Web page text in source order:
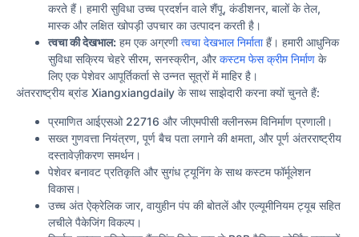
करते हैं। हमारी सुविधा उच्च प्रदर्शन वाले शैंपू, कंडीशनर, बालों के तेल,
मास्क और लक्षित खोपड़ी उपचार का उत्पादन करती है।
त्वचा की देखभाल: हम एक अग्रणीत्वचा देखभाल निर्माताहैं। हमारी आधुनिक
सुविधा सक्रिय चेहरे सीरम, सनस्क्रीन, औरकस्टम फेस क्रीम निर्माण के
लिए एक पेशेवर आपूर्तिकर्ता से उन्नत सूत्रों में माहिर है।
अंतरराष्ट्रीय ब्रांड Xiangxiangdaily के साथ साझेदारी करना क्यों चुनते हैं:
प्रमाणित आईएसओ 22716 और जीएमपीसी क्लीनरूम विनिर्माण प्रणाली।
सख्त गुणवत्ता नियंत्रण, पूर्ण बैच पता लगाने की क्षमता, और पूर्ण अंतरराष्ट्रीय
दस्तावेज़ीकरण समर्थन।
पेशेवर बनावट प्रतिकृति और सुगंध ट्यूनिंग के साथ कस्टम फॉर्मूलेशन
विकास।
उच्च अंत ऐक्रेलिक जार, वायुहीन पंप की बोतलें और एल्यूमीनियम ट्यूब सहित
लचीले पैकेजिंग विकल्प।